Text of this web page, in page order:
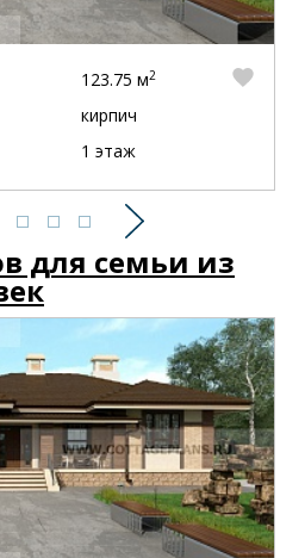
Следующий
123.75 м2
кирпич
1 этаж
для семьи из